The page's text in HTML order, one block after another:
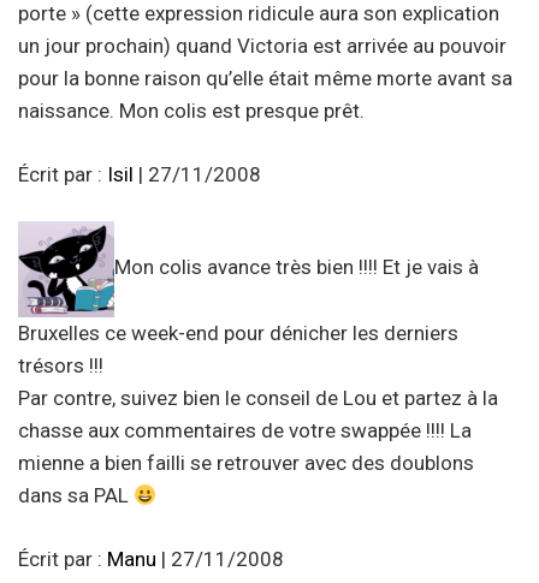
porte » (cette expression ridicule aura son explication
un jour prochain) quand Victoria est arrivée au pouvoir
pour la bonne raison qu’elle était même morte avant sa
naissance. Mon colis est presque prêt.
Écrit par : Isil | 27/11/2008
Mon colis avance très bien !!!! Et je vais à
Bruxelles ce week-end pour dénicher les derniers
trésors !!!
Par contre, suivez bien le conseil de Lou et partez à la
chasse aux commentaires de votre swappée !!!! La
mienne a bien failli se retrouver avec des doublons
dans sa PAL
Écrit par : Manu | 27/11/2008